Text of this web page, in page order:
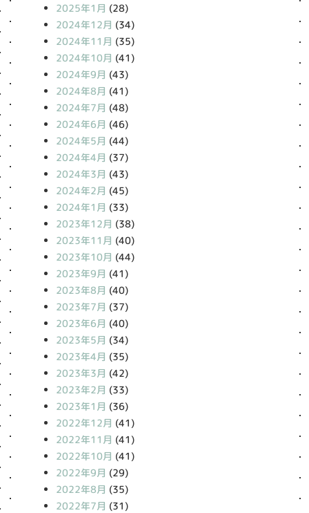
2025年1月 (28)
2024年12月 (34)
2024年11月 (35)
2024年10月 (41)
2024年9月 (43)
2024年8月 (41)
2024年7月 (48)
2024年6月 (46)
2024年5月 (44)
2024年4月 (37)
2024年3月 (43)
2024年2月 (45)
2024年1月 (33)
2023年12月 (38)
2023年11月 (40)
2023年10月 (44)
2023年9月 (41)
2023年8月 (40)
2023年7月 (37)
2023年6月 (40)
2023年5月 (34)
2023年4月 (35)
2023年3月 (42)
2023年2月 (33)
2023年1月 (36)
2022年12月 (41)
2022年11月 (41)
2022年10月 (41)
2022年9月 (29)
2022年8月 (35)
2022年7月 (31)